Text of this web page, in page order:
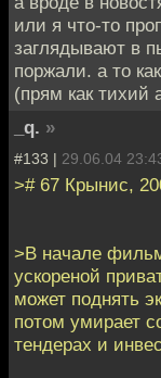
или я что-то
заглядывают в
поржали. а то
(прям как
_q. »
#133 | 29.06.04
># 67 Крынис,
>В начале
ускореной
может поднять
потом умирает
тендерах и